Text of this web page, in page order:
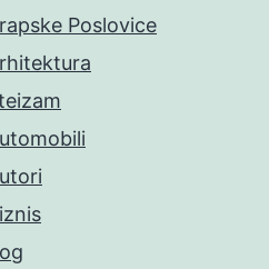
Poslovice